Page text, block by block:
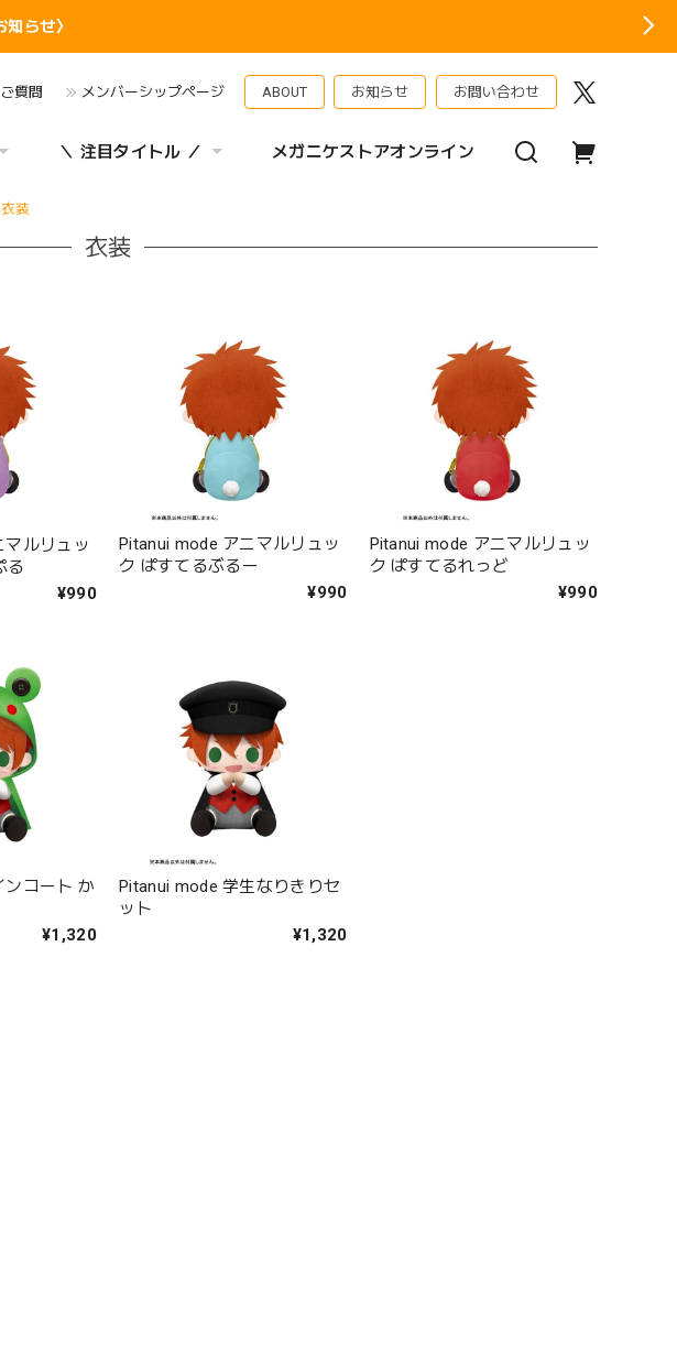
知らせ〉
質問 メンバーシップページ ABOUT お知らせ お問い合わせ
＼ 注目タイトル ／ メガニケストアオンライン
衣装
衣装
ルリュッ
る
¥990
Pitanui mode アニマルリュッ
ク ぱすてるぶるー
¥990
Pitanui mode アニマルリュッ
ク ぱすてるれっど
¥990
コート か
¥1,320
Pitanui mode 学生なりきりセ
ット
¥1,320